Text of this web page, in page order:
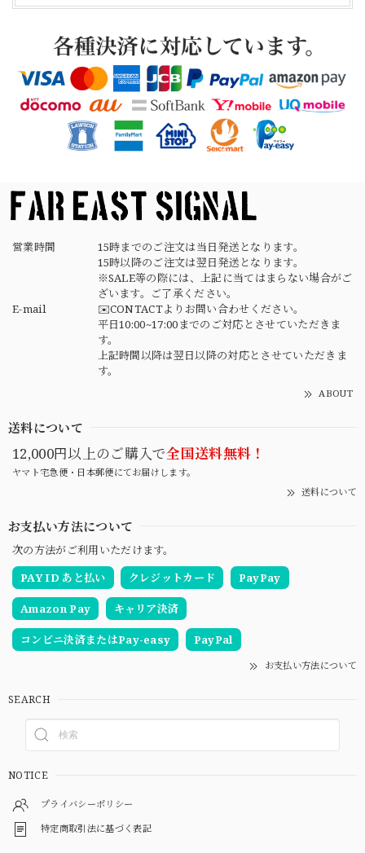
2026/04/02
【Button Works】Mercury Dime Coin Necklace Silver 900 Silver 925 ボタンワークス マーキュリーダイム銀貨 ネックレス
2026/03/26
営業時間
15時までのご注文は当日発送となります。
15時以降のご注文は翌日発送となります。
※SALE等の際には、上記に当てはまらない場合がご
ざいます。ご了承ください。
E-mail
✉️CONTACTよりお問い合わせください。
平日10:00~17:00までのご対応とさせていただきま
す。
上記時間以降は翌日以降の対応とさせていただきま
す。
ABOUT
送料について
12,000円以上のご購入で全国送料無料！
ヤマト宅急便・日本郵便にてお届けします。
送料について
お支払い方法について
次の方法がご利用いただけます。
PAY ID あと払い
クレジットカード PayPay
Amazon Pay キャリア決済
コンビニ決済またはPay-easy PayPal
お支払い方法について
SEARCH
NOTICE
プライバシーポリシー
特定商取引法に基づく表記